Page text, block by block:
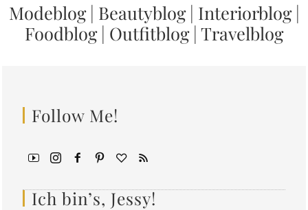
Modeblog| Beautyblog| Interiorblog|
Foodblog| Outfitblog| Travelblog
Follow Me!
Ich bin’s, Jessy!